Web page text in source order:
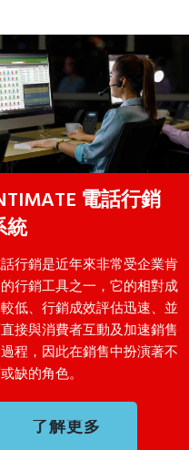
電話行銷
統
行銷是近年來非常受企業肯
行銷工具之一，它的相對成
低、行銷成效評估迅速、並
接與消費者互動及加速銷售
程，因此在銷售中扮演著不
缺的角色。
了解更多